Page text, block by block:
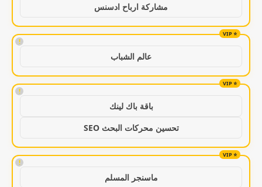
مشاركة ارباح ادسنس
!
عالم الشباب
!
باقة باك لينك
تحسين محركات البحث SEO
!
ماسنجر المسلم